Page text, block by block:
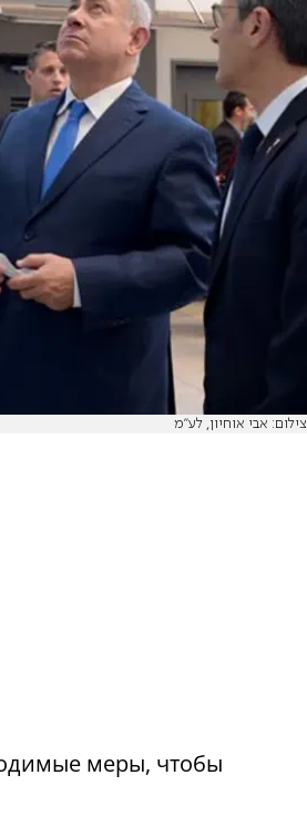
צילום: אבי אוחיון, לע''מ
меры, чтобы